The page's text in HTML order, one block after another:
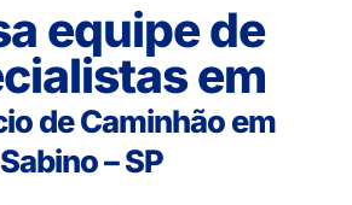
equipe de
em
de Caminhão em
Sabino – SP